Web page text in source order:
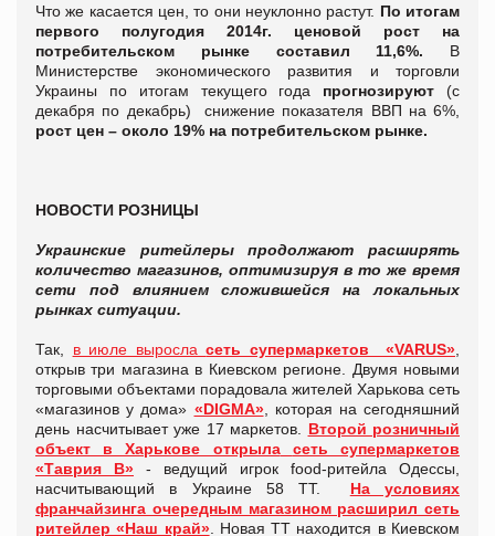
Что же касается цен, то они неуклонно растут. По итогам
первого полугодия 2014г. ценовой рост на
потребительском рынке составил 11,6%. В
Министерстве экономического развития и торговли
Украины по итогам текущего года прогнозируют (с
декабря по декабрь) снижение показателя ВВП на 6%,
рост цен – около 19% на потребительском рынке.
НОВОСТИ РОЗНИЦЫ
Украинские ритейлеры продолжают расширять
количество магазинов, оптимизируя в то же время
сети под влиянием сложившейся на локальных
рынках ситуации.
Так, в июле выросласеть супермаркетов «VARUS»
открыв три магазина в Киевском регионе. Двумя новыми
торговыми объектами порадовала жителей Харькова сеть
«магазинов у дома» «DIGMA», которая на сегодняшний
день насчитывает уже 17 маркетов. Второй розничный
объект в Харькове открыла
сеть супермаркетов
«Таврия В» - ведущий игрок food-ритейла Одессы,
насчитывающий в Украине 58 ТТ. На условиях
франчайзинга очередным магазином расширил сеть
ритейлер «Наш край». Новая ТТ находится в Киевском